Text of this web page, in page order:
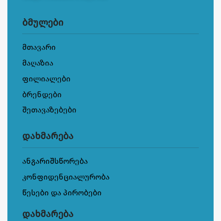
ბმულები
მთავარი
მაღაზია
ფილიალები
ბრენდები
შეთავაზებები
დახმარება
ანგარიშსწორება
კონფიდენციალურობა
წესები და პირობები
დახმარება